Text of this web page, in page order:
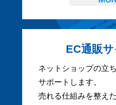
EC通販サ
ネットショップの立
サポートします。
売れる仕組みを整え